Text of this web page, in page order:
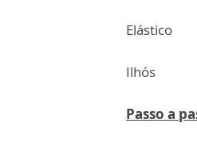
Elástico
Ilhós
Passo a